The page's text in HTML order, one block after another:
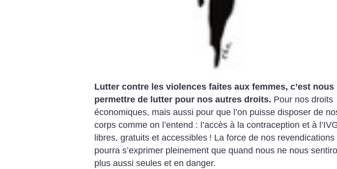
Lutter contre les violences faites aux femmes, c’est nous
permettre de lutter pour nos autres droits. Pour nos droits
économiques, mais aussi pour que l’on puisse disposer de
corps comme on l’entend : l’accès à la contraception et à
libres, gratuits et accessibles ! La force de nos revendications
pourra s’exprimer pleinement que quand nous ne nous
plus aussi seules et en danger.